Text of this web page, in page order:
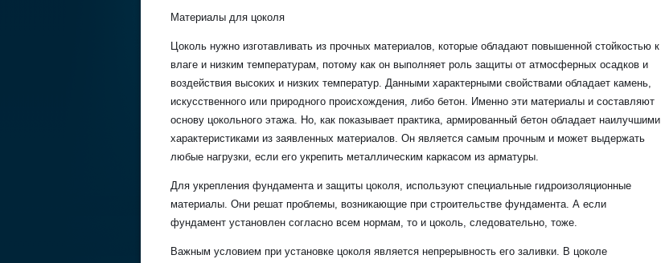
Материалы для цоколя
Цоколь нужно изготавливать из прочных материалов, которые обладают повышенной стойкостью к
влаге и низким температурам, потому как он выполняет роль защиты от атмосферных осадков и
воздействия высоких и низких температур. Данными характерными свойствами обладает камень,
искусственного или природного происхождения, либо бетон. Именно эти материалы и составляют
основу цокольного этажа. Но, как показывает практика, армированный бетон обладает наилучшими
характеристиками из заявленных материалов. Он является самым прочным и может выдержать
любые нагрузки, если его укрепить металлическим каркасом из арматуры.
Для укрепления фундамента и защиты цоколя, используют специальные гидроизоляционные
материалы. Они решат проблемы, возникающие при строительстве фундамента. А если
фундамент установлен согласно всем нормам, то и цоколь, следовательно, тоже.
Важным условием при установке цоколя является непрерывность его заливки. В цоколе